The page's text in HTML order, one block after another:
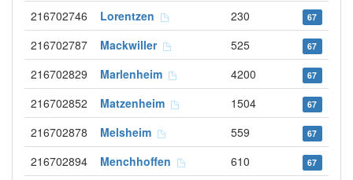
216702746 Lorentzen 230 67
216702787 Mackwiller 525 67
216702829 Marlenheim 4200 67
216702852 Matzenheim 1504 67
216702878 Melsheim 559 67
216702894 Menchhoffen 610 67